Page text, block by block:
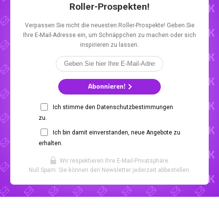
Roller-Prospekten!
Verpassen Sie nicht die neuesten Roller-Prospekte! Geben Sie
Ihre E-Mail-Adresse ein, um Schnäppchen zu machen oder sich
inspirieren zu lassen.
Abonnieren!
Ich stimme den Datenschutzbestimmungen
zu.
Ich bin damit einverstanden, neue Angebote zu
erhalten.
Wir respektieren Ihre E-Mail-Privatsphäre.
Null Spam. Sie können den Newsletter jederzeit abbestellen.